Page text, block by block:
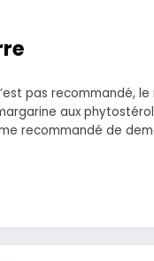
pas recommandé,
aux
recommandé de